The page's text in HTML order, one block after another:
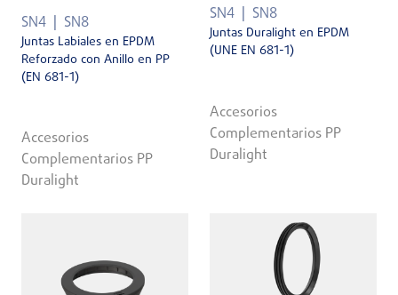
SN4 SN8
Juntas Labiales en EPDM
Reforzado con Anillo en PP
(EN 681-1)
Accesorios
Complementarios PP
Duralight
SN4 SN8
Juntas Duralight en EPDM
(UNE EN 681-1)
Accesorios
Complementarios PP
Duralight